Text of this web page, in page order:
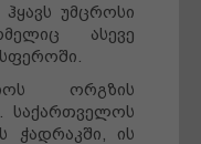
უმცროსი
ასევე
ორგზის
საქართველოს
ჭადრაკში, ის